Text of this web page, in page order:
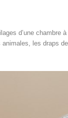
d’une
les draps